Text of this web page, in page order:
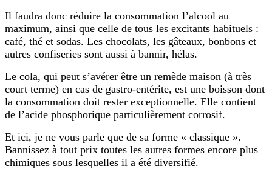
Il faudra donc réduire la consommation l’alcool au
maximum, ainsi que celle de tous les excitants habituels :
café, thé et sodas. Les chocolats, les gâteaux, bonbons et
autres confiseries sont aussi à bannir, hélas.
Le cola, qui peut s’avérer être un remède maison (à très
court terme) en cas de gastro-entérite, est une boisson dont
la consommation doit rester exceptionnelle. Elle contient
de l’acide phosphorique particulièrement corrosif.
Et ici, je ne vous parle que de sa forme « classique ».
Bannissez à tout prix toutes les autres formes encore plus
chimiques sous lesquelles il a été diversifié.